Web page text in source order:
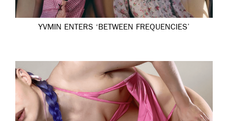
YVMIN ENTERS ‘BETWEEN FREQUENCIES’